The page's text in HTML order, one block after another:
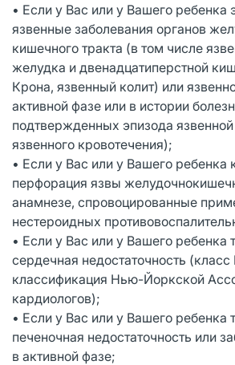
• Если у Вас или у Вашего ребенка
язвенные заболевания органов
кишечного тракта (в том числе
желудка и двенадцатиперстной
Крона, язвенный колит) или
активной фазе или в истории
подтвержденных эпизода
язвенного кровотечения);
• Если у Вас или у Вашего ребенка
перфорация язвы
анамнезе, спровоцированные
нестероидных
• Если у Вас или у Вашего ребенка
сердечная недостаточность
классификация Нью-Йоркской
кардиологов);
• Если у Вас или у Вашего ребенка
печеночная недостаточность или
в активной фазе;